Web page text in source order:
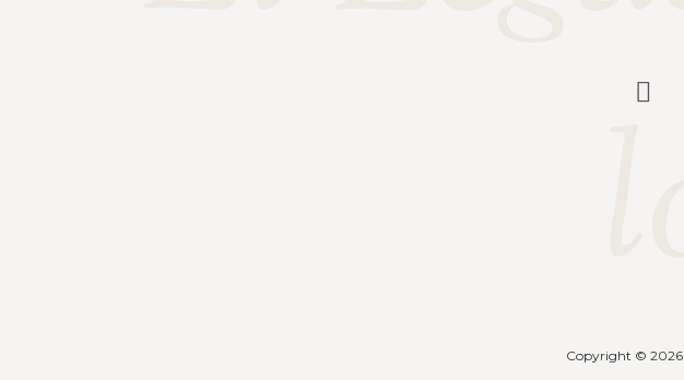
Copyright © 2026